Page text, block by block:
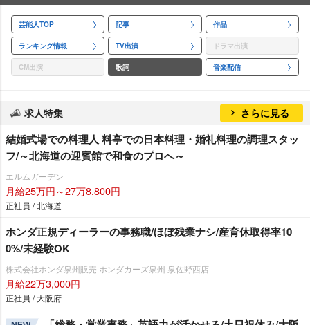
芸能人TOP 記事 作品
ランキング情報 TV出演 ドラマ出演
CM出演 歌詞 音楽配信
求人特集 さらに見る
結婚式場での料理人 料亭での日本料理・婚礼料理の調理スタッ
フ/～北海道の迎賓館で和食のプロへ～
エルムガーデン
月給25万円～27万8,800円
正社員 / 北海道
ホンダ正規ディーラーの事務職/ほぼ残業ナシ/産育休取得率10
0%/未経験OK
株式会社ホンダ泉州販売 ホンダカーズ泉州 泉佐野西店
月給22万3,000円
正社員 / 大阪府